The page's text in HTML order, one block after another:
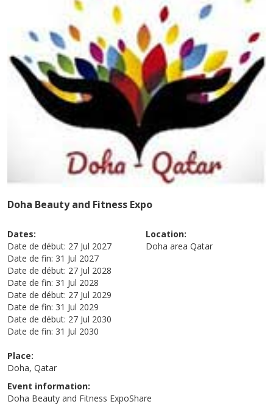
Doha Beauty and Fitness Expo
Dates:
Date de début: 27 Jul 2027
Date de fin: 31 Jul 2027
Date de début: 27 Jul 2028
Date de fin: 31 Jul 2028
Date de début: 27 Jul 2029
Date de fin: 31 Jul 2029
Date de début: 27 Jul 2030
Date de fin: 31 Jul 2030
Location:
Doha area Qatar
Place:
Doha, Qatar
Event information:
Doha Beauty and Fitness ExpoShare